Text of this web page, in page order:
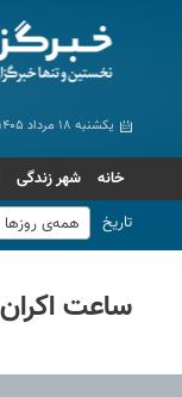
یکشنبه ۱۸ مرداد ۱۴۰۵
خانه شهر زندگی
تاریخ
همه‌ی روزها
ساعت